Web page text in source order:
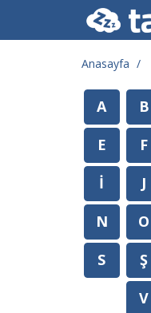
Anasayfa
A B
E
F
İ
J
N
O
S
Ş
V